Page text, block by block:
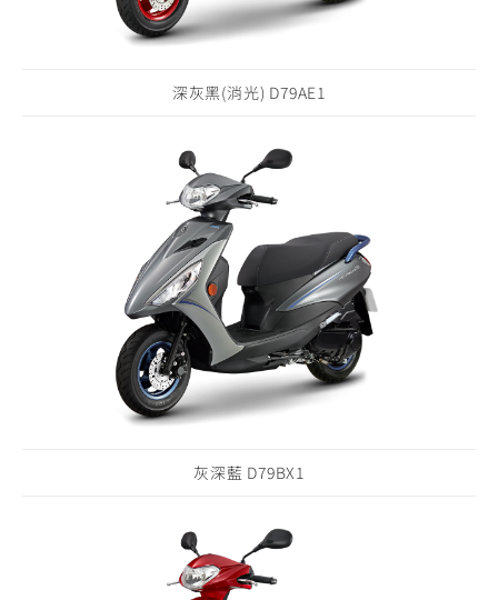
深灰黑(消光) D79AE1
灰深藍 D79BX1